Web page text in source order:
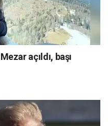
açıldı, başı